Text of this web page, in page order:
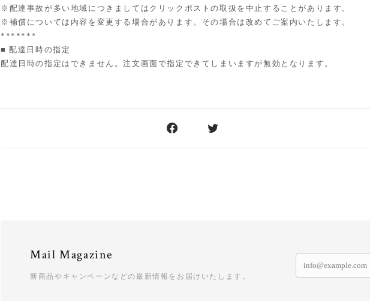
※配達事故が多い地域につきましてはクリックポストの取扱を中止することがあります。
※補償については内容を変更する場合があります。その場合は改めてご案内いたします。
*******
■ 配達日時の指定
配達日時の指定はできません。注文画面で指定できてしまいますが無効となります。
Mail Magazine
新商品やキャンペーンなどの最新情報をお届けいたします。